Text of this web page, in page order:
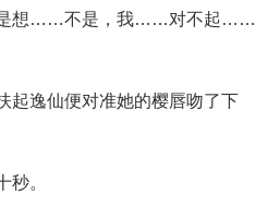
想……不是，我……对不起……
逸仙便对准她的樱唇吻了下
。